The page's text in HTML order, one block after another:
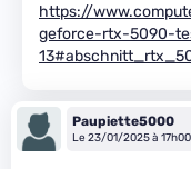
https://
geforce-rtx-5090-
Paupiette5000
Le 23/01/2025 à 17h00